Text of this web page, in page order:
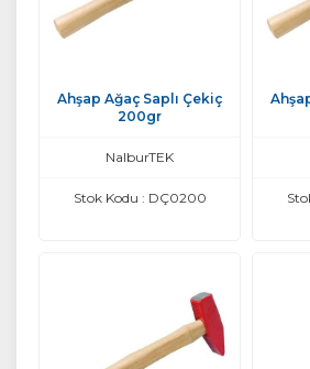
Ahşap Ağaç Saplı Çekiç
200gr
NalburTEK
Stok Kodu : DÇ0200